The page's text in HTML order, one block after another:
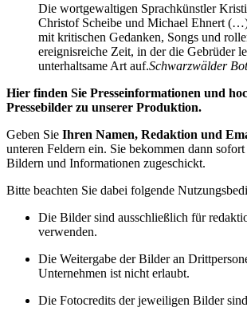
Die wortgewaltigen Sprachkünstler
Christof Scheibe und Michael Ehnert
mit kritischen Gedanken, Songs und
ereignisreiche Zeit, in der die Gebrüder
unterhaltsame Art auf.Schwarzwälder
Hier finden Sie Presseinformationen und
Pressebilder zu unserer Produktion.
Geben Sie Ihren Namen, Redaktion und
unteren Feldern ein. Sie bekommen dann
Bildern und Informationen zugeschickt.
Bitte beachten Sie dabei folgende
Die Bilder sind ausschließlich für
verwenden.
Die Weitergabe der Bilder an
Unternehmen ist nicht erlaubt.
Die Fotocredits der jeweiligen Bilder